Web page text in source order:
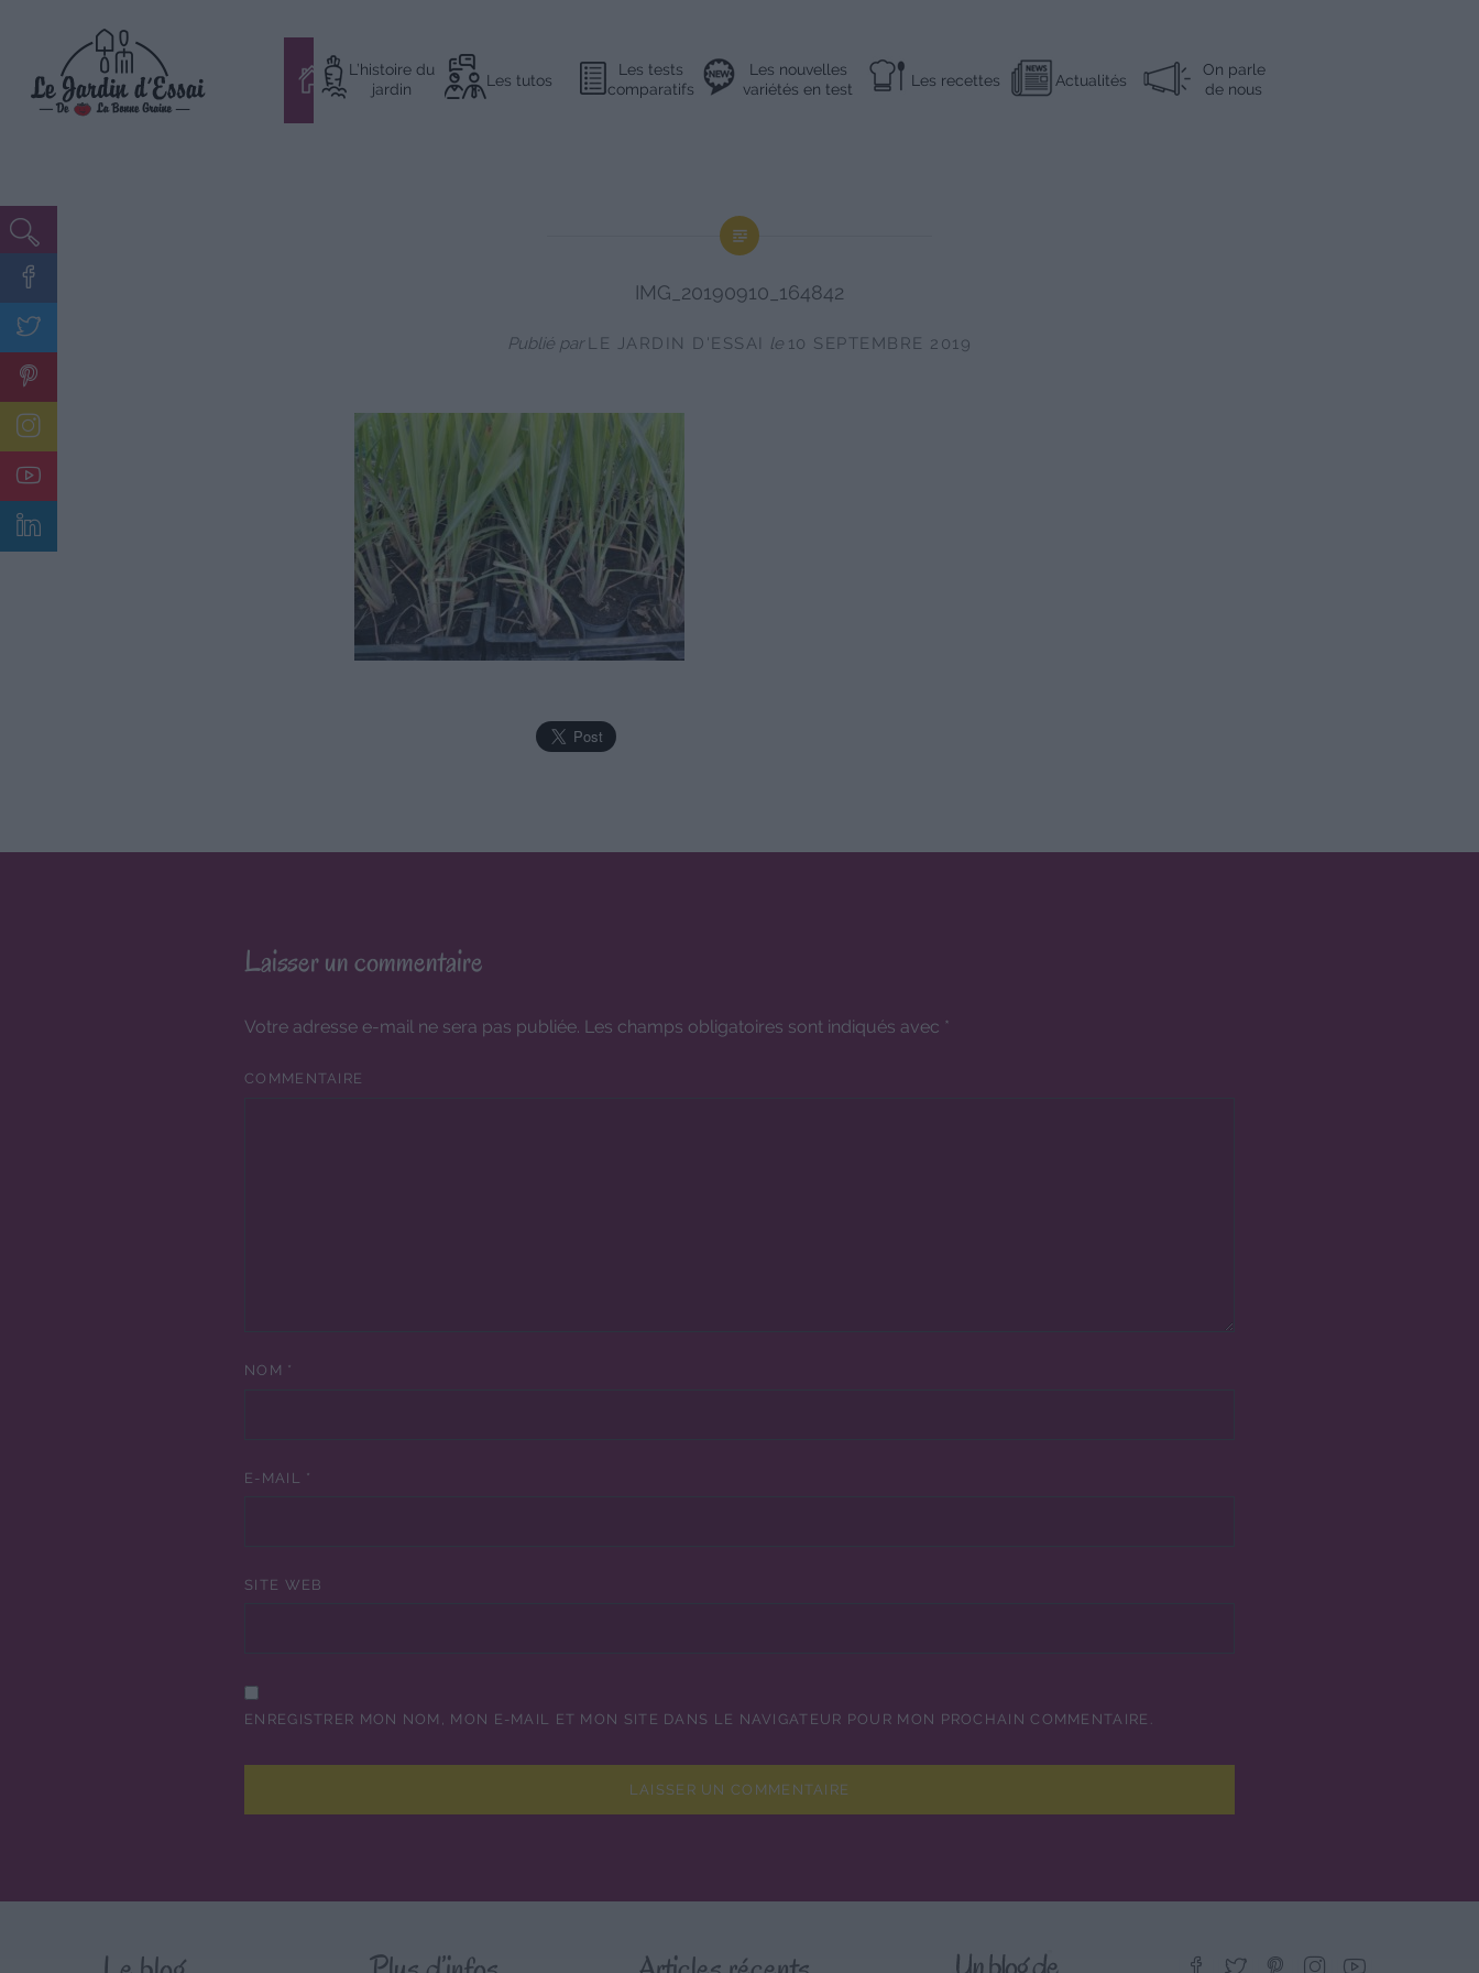
contenu
#
L’histoire du
jardin
Les tutos
Les tests
comparatifs
Les nouvelles
variétés en test
Les recettes Actualités
On parle
de nous
IMG_20190910_164842
Publié parLE JARDIN D'ESSAI le 10 SEPTEMBRE 2019
Laisser un commentaire
Votre adresse e-mail ne sera pas publiée. Les champs obligatoires sont indiqués avec *
COMMENTAIRE
NOM *
E-MAIL *
SITE WEB
ENREGISTRER MON NOM, MON E-MAIL ET MON SITE DANS LE NAVIGATEUR POUR MON PROCHAIN COMMENTAIRE.